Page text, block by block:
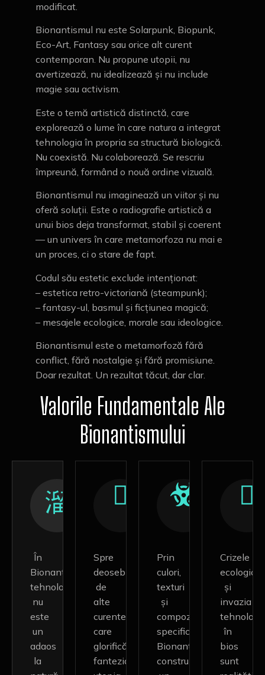
modificat.
Bionantismul nu este Solarpunk, Biopunk,
Eco-Art, Fantasy sau orice alt curent
contemporan. Nu propune utopii, nu
avertizează, nu idealizează și nu include
magie sau activism.
Este o temă artistică distinctă, care
explorează o lume în care natura a integrat
tehnologia în propria sa structură biologică.
Nu coexistă. Nu colaborează. Se rescriu
împreună, formând o nouă ordine vizuală.
Bionantismul nu imaginează un viitor și nu
oferă soluții. Este o radiografie artistică a
unui bios deja transformat, stabil și coerent
— un univers în care metamorfoza nu mai e
un proces, ci o stare de fapt.
Codul său estetic exclude intenționat:
– estetica retro-victoriană (steampunk);
– fantasy-ul, basmul și ficțiunea magică;
– mesajele ecologice, morale sau ideologice.
Bionantismul este o metamorfoză fără
conflict, fără nostalgie și fără promisiune.
Doar rezultat. Un rezultat tăcut, dar clar.
Valorile Fundamentale Ale
Bionantismului
În
Bionantism,
tehnologia
nu
este
un
adaos
la
Spre
deosebire
de
alte
curente
care
glorifică
fantezia,
Prin
culori,
texturi
și
compoziții
specifice,
Bionantismul
construiește
Crizele
ecologice
și
invazia
în
bios
sunt